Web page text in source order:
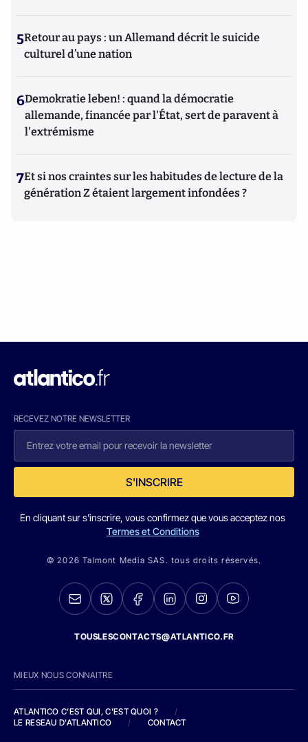
5Retour au pays : un Allemand décrit le suicide
culturel d’une nation
6Demokratie leben! : quand la démocratie
allemande, financée par l'État, sert de paravent à
l'extrémisme
7Et si nos craintes sur les habitudes de lecture de la
génération Z étaient largement infondées ?
RECEVEZ NOTRE NEWSLETTER
S'INSCRIRE
En cliquant sur s'inscrire, vous confirmez que vous acceptez nos
Termes et Conditions
© 2026 Talmont Media SAS. tous droits réservés.
TOUSLESCONTACTS@ATLANTICO.FR
MIEUX NOUS CONNAITRE
ATLANTICO C'EST QUI, C'EST QUOI ?
/
LE RESEAU D'ATLANTICO
/ CONTACT